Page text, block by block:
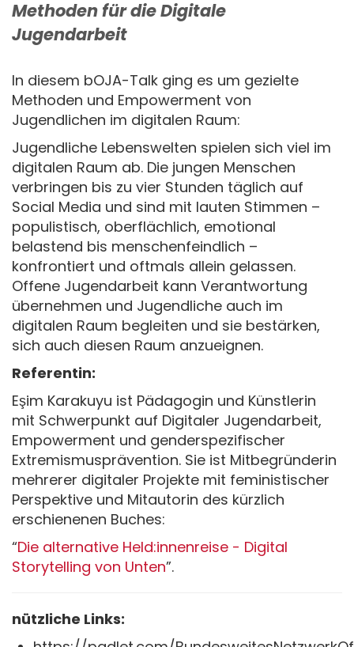
Methoden für die Digitale
Jugendarbeit
In diesem bOJA-Talk ging es um gezielte
Methoden und Empowerment von
Jugendlichen im digitalen Raum:
Jugendliche Lebenswelten spielen sich viel im
digitalen Raum ab. Die jungen Menschen
verbringen bis zu vier Stunden täglich auf
Social Media und sind mit lauten Stimmen –
populistisch, oberflächlich, emotional
belastend bis menschenfeindlich –
konfrontiert und oftmals allein gelassen.
Offene Jugendarbeit kann Verantwortung
übernehmen und Jugendliche auch im
digitalen Raum begleiten und sie bestärken,
sich auch diesen Raum anzueignen.
Referentin:
Eşim Karakuyu ist Pädagogin und Künstlerin
mit Schwerpunkt auf Digitaler Jugendarbeit,
Empowerment und genderspezifischer
Extremismusprävention. Sie ist Mitbegründerin
mehrerer digitaler Projekte mit feministischer
Perspektive und Mitautorin des kürzlich
erschienenen Buches:
“Die alternative Held:innenreise - Digital
Storytelling von Unten”.
nützliche Links: